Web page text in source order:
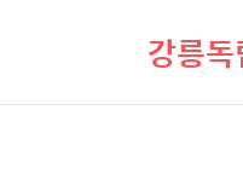
강릉